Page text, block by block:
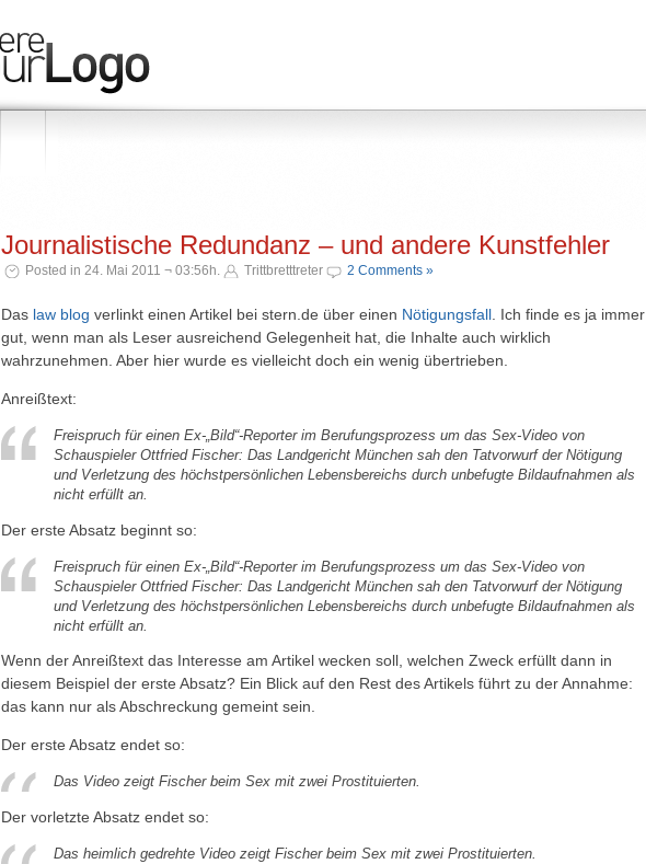
Journalistische Redundanz – und andere Kunstfehler
Posted in 24. Mai 2011 ¬ 03:56h. Trittbretttreter 2 Comments »
Das law blog verlinkt einen Artikel bei stern.de über einen Nötigungsfall . Ich finde es ja immer
gut, wenn man als Leser ausreichend Gelegenheit hat, die Inhalte auch wirklich
wahrzunehmen. Aber hier wurde es vielleicht doch ein wenig übertrieben.
Anreißtext:
Freispruch für einen Ex-„Bild“-Reporter im Berufungsprozess um das Sex-Video von
Schauspieler Ottfried Fischer: Das Landgericht München sah den Tatvorwurf der Nötigung
und Verletzung des höchstpersönlichen Lebensbereichs durch unbefugte Bildaufnahmen als
nicht erfüllt an.
Der erste Absatz beginnt so:
Freispruch für einen Ex-„Bild“-Reporter im Berufungsprozess um das Sex-Video von
Schauspieler Ottfried Fischer: Das Landgericht München sah den Tatvorwurf der Nötigung
und Verletzung des höchstpersönlichen Lebensbereichs durch unbefugte Bildaufnahmen als
nicht erfüllt an.
Wenn der Anreißtext das Interesse am Artikel wecken soll, welchen Zweck erfüllt dann in
diesem Beispiel der erste Absatz? Ein Blick auf den Rest des Artikels führt zu der Annahme:
das kann nur als Abschreckung gemeint sein.
Der erste Absatz endet so:
Das Video zeigt Fischer beim Sex mit zwei Prostituierten.
Der vorletzte Absatz endet so:
Das heimlich gedrehte Video zeigt Fischer beim Sex mit zwei Prostituierten.